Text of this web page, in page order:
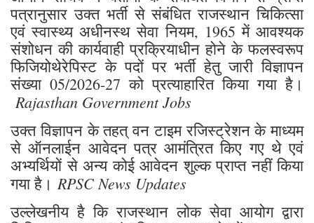
आयोग सचिव ने बताया के संबंधित विभाग से प्राप्त
पत्रानुसार उक्त भर्ती से संबंधित राजस्थान चिकित्सा
एवं स्वास्थ्य अधीनस्थ सेवा नियम, 1965 में आवश्यक
संशोधन की कार्यवाही प्रक्रियाधीन होने के फलस्वरूप
फिजियोथेरेपिस्ट के पदों पर भर्ती हेतु जारी विज्ञापन
संख्या 05/2026-27 को प्रत्याहारित किया गया है।
Rajasthan Government Jobs
उक्त विज्ञापन के तहत् वन टाइम रजिस्ट्रेशन के माध्यम
से ऑनलाईन आवेदन पत्र आमंत्रित किए गए थे एवं
अभ्यर्थियों से अन्य कोई आवेदन शुल्क प्राप्त नहीं किया
गया है।RPSC News Updates